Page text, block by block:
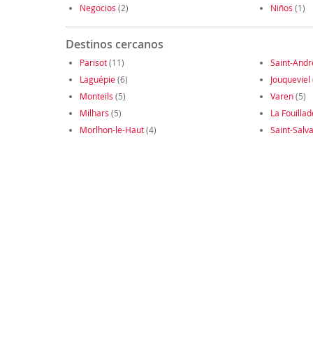
Negocios (2) Niños (1)
Destinos cercanos
Parisot(11) Saint-
Laguépie(6) Jouqueviel
Monteils (5) Varen(5)
Milhars (5) La
Morlhon-le-Haut(4) Saint-